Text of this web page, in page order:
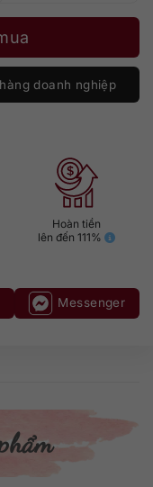
số lượng
doanh nghiệp
Hoàn tiền
lên đến 111%
Messenger